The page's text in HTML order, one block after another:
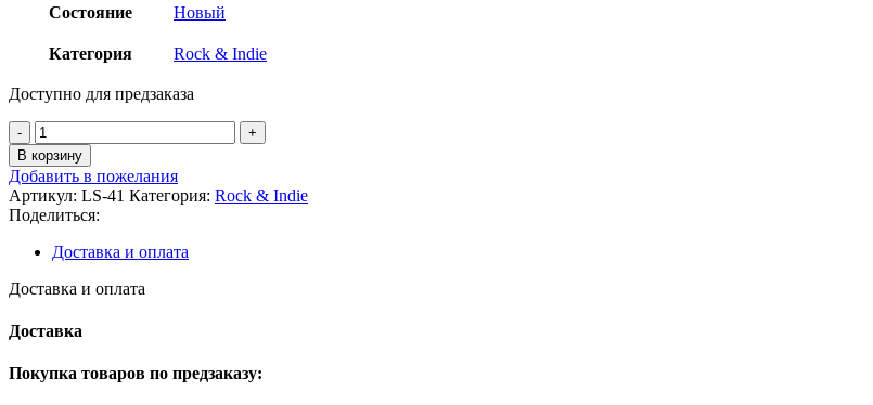
Состояние Новый
Категория Rock & Indie
Доступно для предзаказа
Количество
товара
Ghost
-
Popestar
Limited
Edition
Colored
"Grey
Standard
В корзину
Добавить в пожелания
Артикул: LS-41 Категория: Rock & Indie
Поделиться:
Доставка и оплата
Доставка и оплата
Доставка
Покупка товаров по предзаказу: